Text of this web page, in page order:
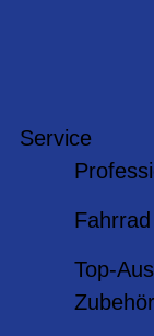
Service
Top-
Zubehör